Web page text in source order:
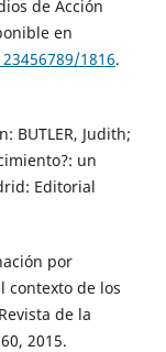
de Acción
en
1816.
BUTLER, Judith;
un
Editorial
por
contexto de los
de la
2015.